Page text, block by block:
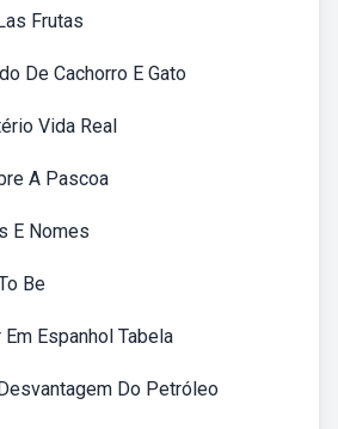
Frutas
De Cachorro E Gato
Vida Real
A Pascoa
E Nomes
Be
Espanhol Tabela
Do Petróleo